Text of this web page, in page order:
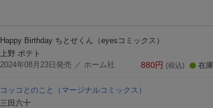
Happy Birthday ちとせくん （eyesコミックス）
上野 ポテト
2024年08月23日発売 ／ ホーム社 880円 (税込) 在
コッコとのこと
（マージナルコミックス）
三田六十